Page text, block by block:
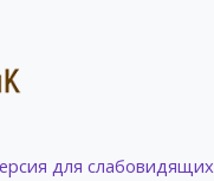
для слабовидящих